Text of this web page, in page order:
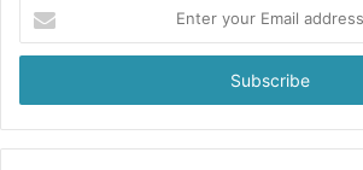
your
Email